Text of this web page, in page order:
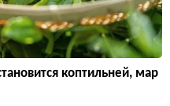
коптильней, мар